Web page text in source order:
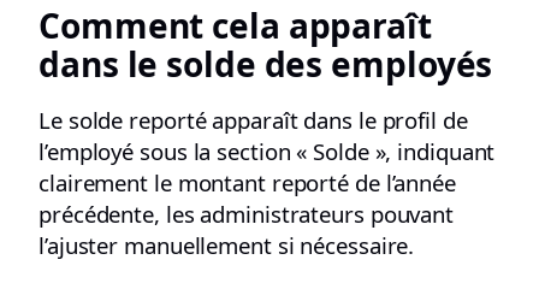
Comment cela apparaît
dans le solde des employés
Le solde reporté apparaît dans le profil de
l’employé sous la section « Solde », indiquant
clairement le montant reporté de l’année
précédente, les administrateurs pouvant
l’ajuster manuellement si nécessaire.